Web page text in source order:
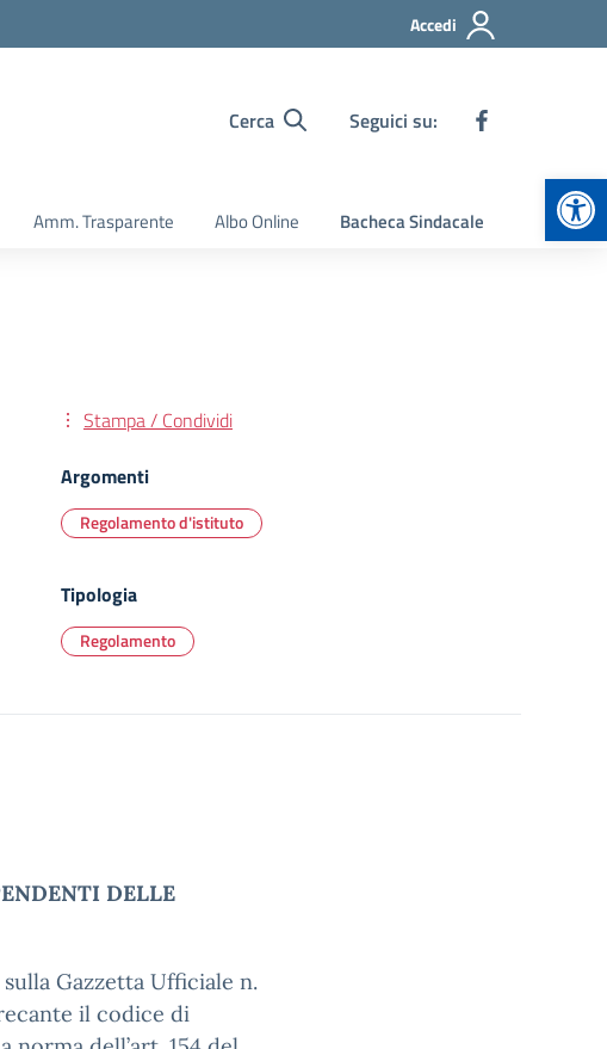
Accedi
Cerca Seguici su:
Amm. Trasparente Albo Online Bacheca Sindacale
Stampa / Condividi
Argomenti
Regolamento d'istituto
Tipologia
Regolamento
DELLE
Gazzetta Ufficiale n.
il codice di